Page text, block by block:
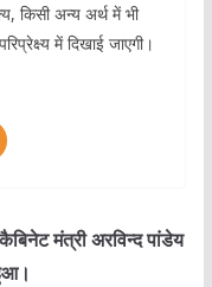
किसी अन्य अर्थ में भी
में दिखाई जाएगी।
मंत्री अरविन्द पांडेय